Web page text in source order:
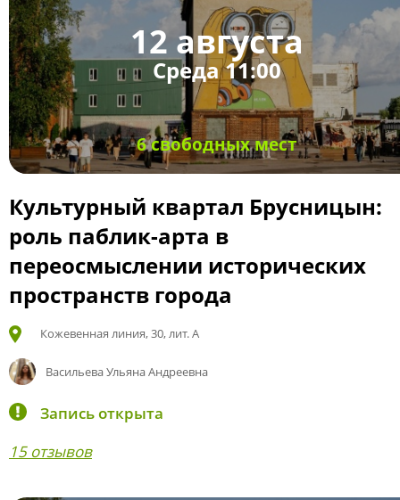
12 августа
Среда 11:00
6 свободных мест
Культурный квартал Брусницын:
роль паблик-арта в
переосмыслении исторических
пространств города
Кожевенная линия, 30, лит. А
Васильева Ульяна Андреевна
Запись открыта
15 отзывов